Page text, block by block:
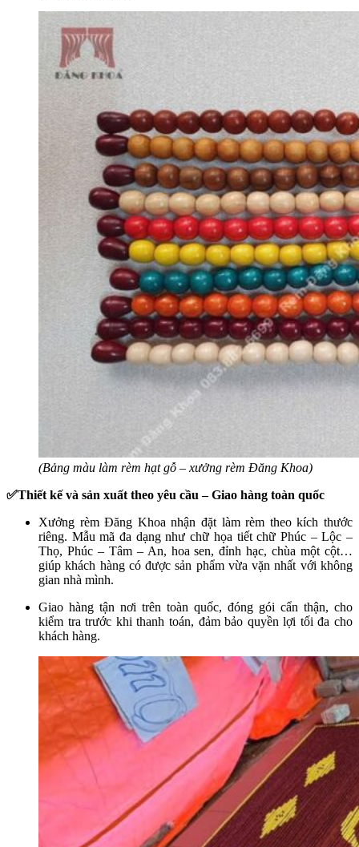
(Bảng màu làm rèm hạt gỗ – xưởng rèm Đăng Khoa)
✅Thiết kế và sản xuất theo yêu cầu – Giao hàng toàn quốc
Xưởng rèm Đăng Khoa nhận đặt làm rèm theo kích thước
riêng. Mẫu mã đa dạng như chữ họa tiết chữ Phúc – Lộc –
Thọ, Phúc – Tâm – An, hoa sen, đỉnh hạc, chùa một cột…
giúp khách hàng có được sản phẩm vừa vặn nhất với không
gian nhà mình.
Giao hàng tận nơi trên toàn quốc, đóng gói cẩn thận, cho
kiểm tra trước khi thanh toán, đảm bảo quyền lợi tối đa cho
khách hàng.